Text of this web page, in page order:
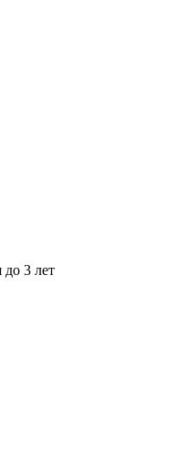
3 лет